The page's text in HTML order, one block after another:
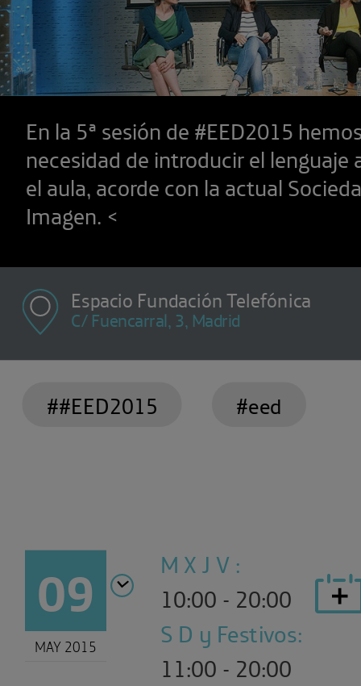
En la 5ª sesión de #EED2015
necesidad de introducir el lenguaje
el aula, acorde con la actual
Imagen. <
Espacio Fundación Telefónica
C/ Fuencarral, 3, Madrid
##EED2015 #eed
09
MAY 2015
M X J V :
10:00 - 20:00
S D y Festivos:
11:00 - 20:00